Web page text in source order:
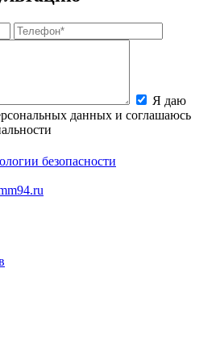
Я даю
данных и соглашаюсь
безопасности